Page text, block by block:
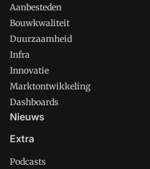
Aanbesteden
Bouwkwaliteit
Duurzaamheid
Infra
Innovatie
Marktontwikkeling
Dashboards
Nieuws
Extra
Podcasts